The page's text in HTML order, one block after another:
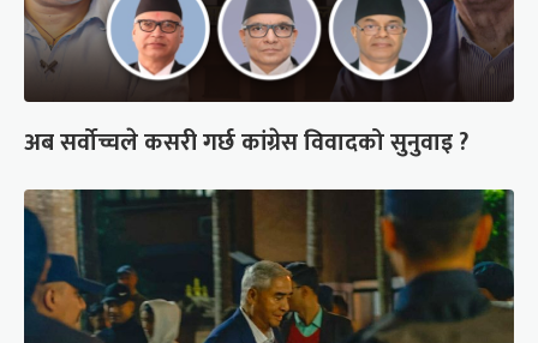
अब सर्वोच्चले कसरी गर्छ कांग्रेस विवादको सुनुवाइ ?